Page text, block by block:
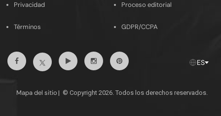
Privacidad Proceso editorial
Términos GDPR/CCPA
FacebookTwitterYoutubeInstagramPinterest ES
Mapa del sitio | © Copyright 2026. Todos los derechos reservados.